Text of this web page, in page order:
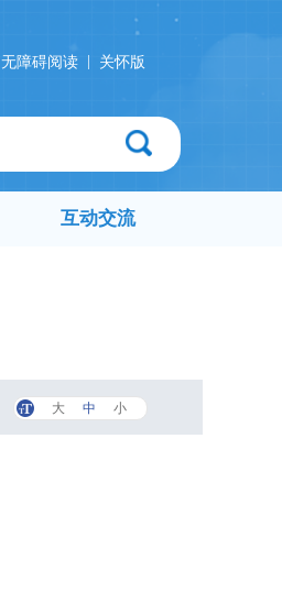
无障碍阅读 关怀版
互动交流
大 中 小